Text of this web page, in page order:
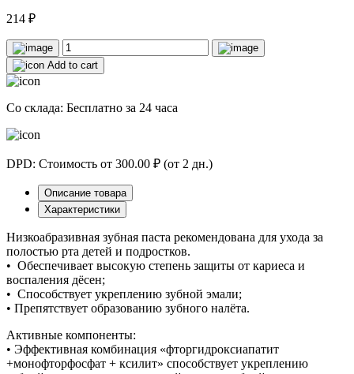
214 ₽
Add to cart
Со склада: Бесплатно за 24 часа
DPD: Стоимость от 300.00 ₽ (от 2 дн.)
Описание товара
Характеристики
Низкоабразивная зубная паста рекомендована для ухода за
полостью рта детей и подростков.
• Обеспечивает высокую степень защиты от кариеса и
воспаления дёсен;
• Способствует укреплению зубной эмали;
• Препятствует образованию зубного налёта.
Активные компоненты:
• Эффективная комбинация «фторгидроксиапатит
+монофторфосфат + ксилит» способствует укреплению